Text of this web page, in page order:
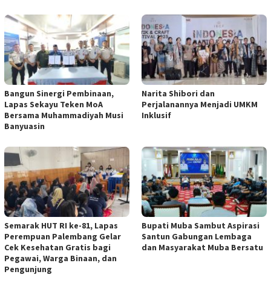
Bangun Sinergi Pembinaan,
Lapas Sekayu Teken MoA
Bersama Muhammadiyah Musi
Banyuasin
Narita Shibori dan
Perjalanannya Menjadi UMKM
Inklusif
Semarak HUT RI ke-81, Lapas
Perempuan Palembang Gelar
Cek Kesehatan Gratis bagi
Pegawai, Warga Binaan, dan
Pengunjung
Bupati Muba Sambut Aspirasi
Santun Gabungan Lembaga
dan Masyarakat Muba Bersatu